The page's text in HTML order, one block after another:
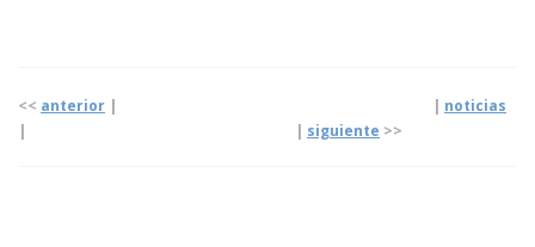
<< anterior | | noticias
|
| siguiente >>